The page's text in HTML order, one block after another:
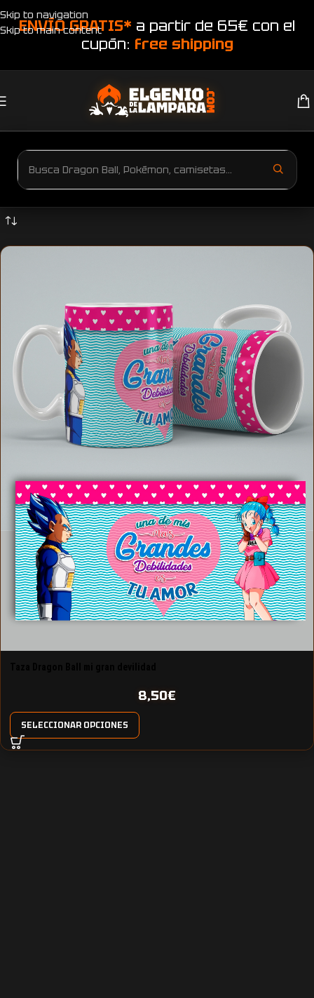
Skip to navigation
Skip to main content
ENVÍO GRATIS* a partir de 65€ con el
cupón: free shipping
Inicio
8,50€
SELECCIONAR OPCIONES